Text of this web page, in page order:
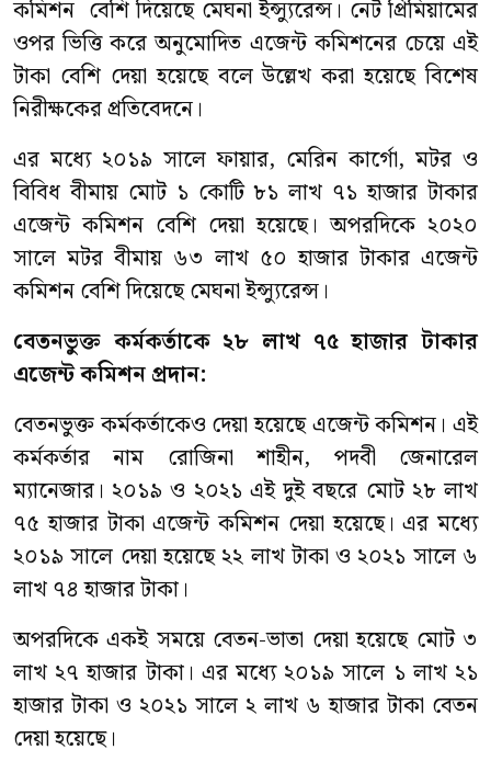
কমিশন বেশি দিয়েছে মেঘনা ইন্স্যুরেন্স। নেট প্রিমিয়ামের
ওপর ভিত্তি করে অনুমোদিত এজেন্ট কমিশনের চেয়ে এই
টাকা বেশি দেয়া হয়েছে বলে উল্লেখ করা হয়েছে বিশেষ
নিরীক্ষকের প্রতিবেদনে।
এর মধ্যে ২০১৯ সালে ফায়ার, মেরিন কার্গো, মটর ও
বিবিধ বীমায় মোট ১ কোটি ৮১ লাখ ৭১ হাজার টাকার
এজেন্ট কমিশন বেশি দেয়া হয়েছে। অপরদিকে ২০২০
সালে মটর বীমায় ৬৩ লাখ ৫০ হাজার টাকার এজেন্ট
কমিশন বেশি দিয়েছে মেঘনা ইন্স্যুরেন্স।
বেতনভুক্ত কর্মকর্তাকে ২৮ লাখ ৭৫ হাজার টাকার
এজেন্ট কমিশন প্রদান:
বেতনভুক্ত কর্মকর্তাকেও দেয়া হয়েছে এজেন্ট কমিশন। এই
কর্মকর্তার নাম রোজিনা শাহীন, পদবী জেনারেল
ম্যানেজার। ২০১৯ ও ২০২১ এই দুই বছরে মোট ২৮ লাখ
৭৫ হাজার টাকা এজেন্ট কমিশন দেয়া হয়েছে। এর মধ্যে
২০১৯ সালে দেয়া হয়েছে ২২ লাখ টাকা ও ২০২১ সালে ৬
লাখ ৭৪ হাজার টাকা।
অপরদিকে একই সময়ে বেতন-ভাতা দেয়া হয়েছে মোট ৩
লাখ ২৭ হাজার টাকা। এর মধ্যে ২০১৯ সালে ১ লাখ ২১
হাজার টাকা ও ২০২১ সালে ২ লাখ ৬ হাজার টাকা বেতন
দেয়া হয়েছে।